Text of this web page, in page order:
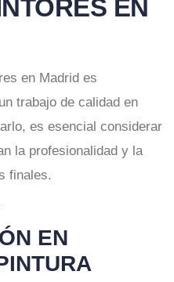
EN
en Madrid es
trabajo de calidad en
es esencial considerar
la profesionalidad y la
finales.
EN